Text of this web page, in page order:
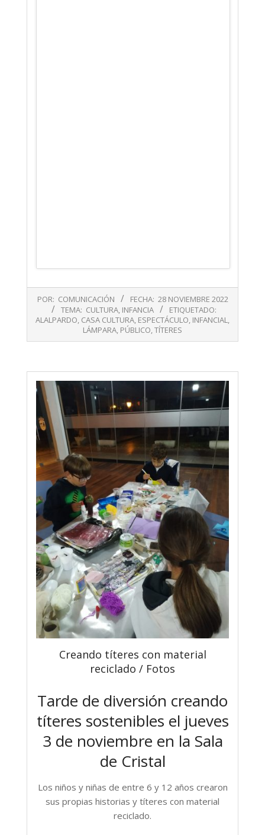
11-
28
POR: COMUNICACIÓN FECHA: 28 NOVIEMBRE 2022
TEMA: CULTURA, INFANCIA
ETIQUETADO:
ALALPARDO CASA CULTURA ESPECTÁCULO INFANCIAL
LÁMPARA PÚBLICO TÍTERES
Creando títeres con material
reciclado / Fotos
Tarde de diversión creando
títeres sostenibles el jueves
3 de noviembre en la Sala
de Cristal
Los niños y niñas de entre 6 y 12 años crearon
sus propias historias y títeres con material
reciclado.